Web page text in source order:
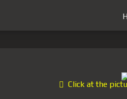
Click at the